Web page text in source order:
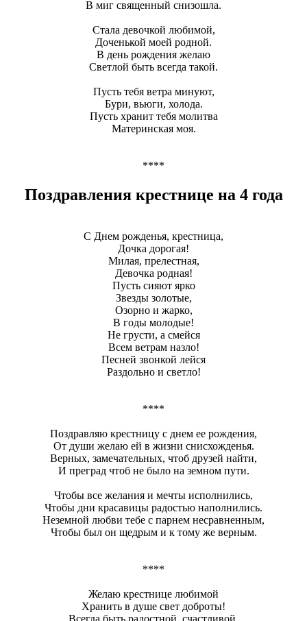
В миг священный снизошла.
Стала девочкой любимой,
Доченькой моей родной.
В день рождения желаю
Светлой быть всегда такой.
Пусть тебя ветра минуют,
Бури, вьюги, холода.
Пусть хранит тебя молитва
Материнская моя.
****
Поздравления крестнице на 4 года
С Днем рожденья, крестница,
Дочка дорогая!
Милая, прелестная,
Девочка родная!
Пусть сияют ярко
Звезды золотые,
Озорно и жарко,
В годы молодые!
Не грусти, а смейся
Всем ветрам назло!
Песней звонкой лейся
Раздольно и светло!
****
Поздравляю крестницу с днем ее рождения,
От души желаю ей в жизни снисхожденья.
Верных, замечательных, чтоб друзей найти,
И преград чтоб не было на земном пути.
Чтобы все желания и мечты исполнились,
Чтобы дни красавицы радостью наполнились.
Неземной любви тебе с парнем несравненным,
Чтобы был он щедрым и к тому же верным.
****
Желаю крестнице любимой
Хранить в душе свет доброты!
Всегда быть радостной, счастливой,